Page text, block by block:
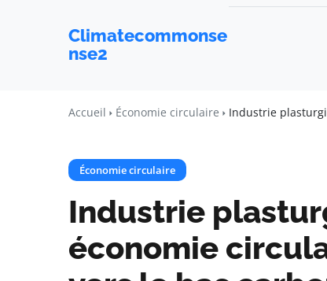
Climatecommonse
nse2
Accueil Économie circulaire Industrie
Économie circulaire
Industrie
économie